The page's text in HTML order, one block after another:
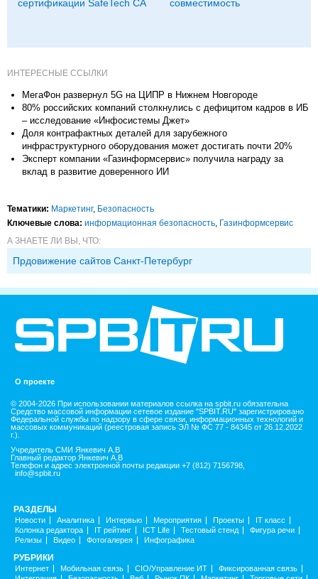
сертификации SafeTech CA
совместимость
ИНТЕРЕСНЫЕ ССЫЛКИ
МегаФон развернул 5G на ЦИПР в Нижнем Новгороде
80% российских компаний столкнулись с дефицитом кадров в ИБ
– исследование «Инфосистемы Джет»
Доля контрафактных деталей для зарубежного
инфраструктурного оборудования может достигать почти 20%
Эксперт компании «Газинформсервис» получила награду за
вклад в развитие доверенного ИИ
Тематики: Маркетинг, Безопасность
Ключевые слова: информационная безопасность, Газинформсервис
А ЗНАЕТЕ ЛИ ВЫ, ЧТО:
Прдовижение сайтов Санкт-Петербург
О проекте
© 2004-2026 При использовании материалов ссылка на spbit.ru обязательна
Средство массовой информации сетевое издание "SPBIT.RU" зарегистрировано
Федеральной службы по надзору в сфере связи, информационных технологий и
массовых коммуникаций (реестровая запись ЭЛ № ФС 77 - 84345 от 26.12.2022
г.).
Учредитель СМИ Янкевич А.В
Главный редактор Янкевич А.В
Телефон и адрес электронной почты редакции +7 (812) 7156798,
info@spbit.ru
РАЗДЕЛЫ
Новости Аналитика Интервью Мероприятия Проекты
IT класс
Колонка редактора
IT рейтинг ICT Life Тестовый стенд
Фигура речи
Релизы
Видео Фотогалерея Инфографика
РУБРИКИ
Интернет Мобильная связь CIO/Управление ИТ
Фиксированная связь